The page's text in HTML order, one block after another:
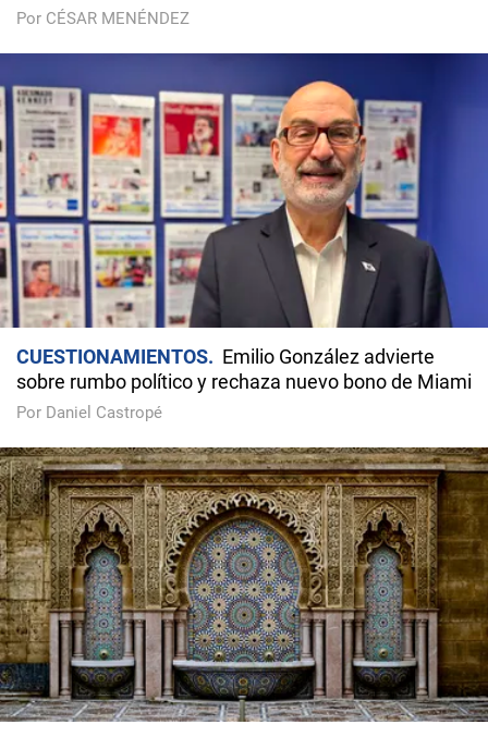
Por CÉSAR MENÉNDEZ
CUESTIONAMIENTOS
Emilio González advierte
sobre rumbo político y rechaza nuevo bono de Miami
Por Daniel Castropé